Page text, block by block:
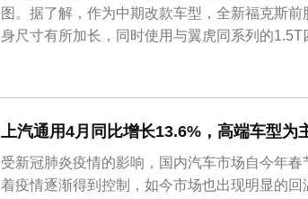
图。据了解，作为中期改款车型，全新福克斯
身尺寸有所加长，同时使用与翼虎同系列的
外市场发布，此次国产福克斯申报车型包含有
以及S EDITION版本。从外观上...
上汽通用4月同比增长13.6%，高端车型为
受新冠肺炎疫情的影响，国内汽车市场自今年
着疫情逐渐得到控制，如今市场也出现明显的